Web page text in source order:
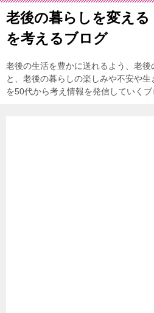
老後の暮らしを変える
を考えるブログ
老後の生活を豊かに送れるよう、老後
と、老後の暮らしの楽しみや不安や
を50代から考え情報を発信していくブ